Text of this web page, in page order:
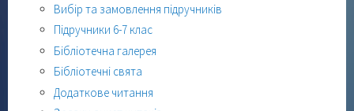
Вибір та замовлення підручників
Підручники 6-7 клас
Бібліотечна галерея
Бібліотечні свята
Додаткове читання